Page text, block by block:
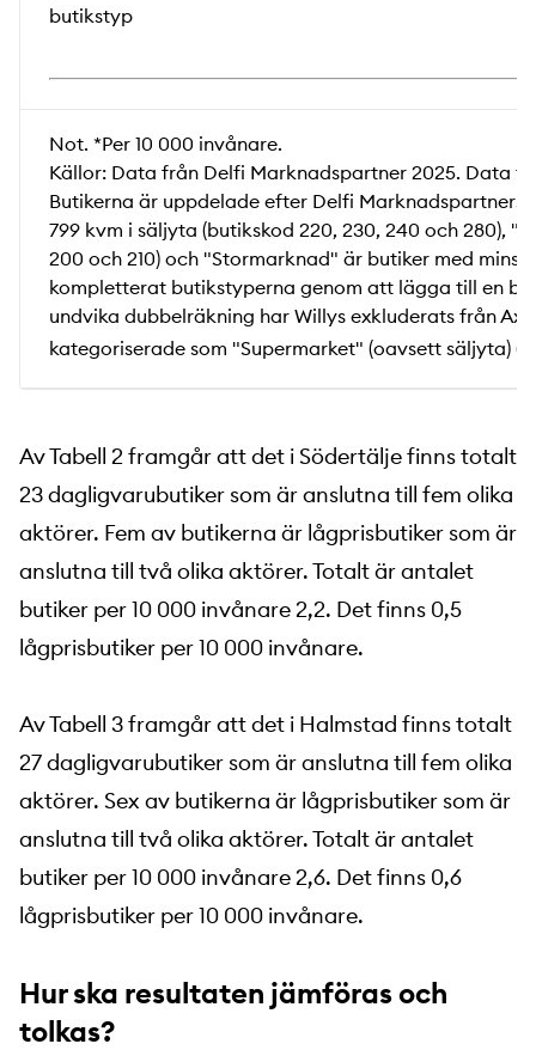
butikstyp
Not. *Per 10 000 invånare.
Källor: Data från Delfi Marknadspartner 2025. Data
Butikerna är uppdelade efter Delfi
799 kvm i säljyta (butikskod 220, 230, 240 och 280),
200 och 210) och "Stormarknad" är butiker med minst
kompletterat butikstyperna genom att lägga till en
undvika dubbelräkning har Willys exkluderats från
kategoriserade som "Supermarket" (oavsett säljyta)
Av Tabell 2 framgår att det i Södertälje finns totalt
23 dagligvarubutiker som är anslutna till fem olika
aktörer. Fem av butikerna är lågprisbutiker som är
anslutna till två olika aktörer. Totalt är antalet
butiker per 10 000 invånare 2,2. Det finns 0,5
lågprisbutiker per 10 000 invånare.
Av Tabell 3 framgår att det i Halmstad finns totalt
27 dagligvarubutiker som är anslutna till fem olika
aktörer. Sex av butikerna är lågprisbutiker som är
anslutna till två olika aktörer. Totalt är antalet
butiker per 10 000 invånare 2,6. Det finns 0,6
lågprisbutiker per 10 000 invånare.
Hur ska resultaten jämföras och
tolkas?